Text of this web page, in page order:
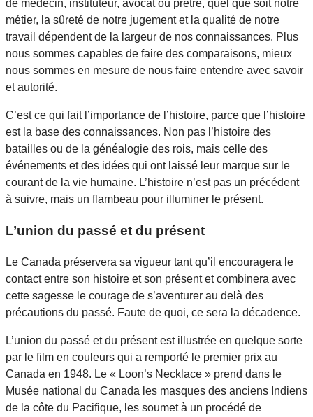
de médecin, instituteur, avocat ou prêtre, quel que soit notre
métier, la sûreté de notre jugement et la qualité de notre
travail dépendent de la largeur de nos connaissances. Plus
nous sommes capables de faire des comparaisons, mieux
nous sommes en mesure de nous faire entendre avec savoir
et autorité.
C’est ce qui fait l’importance de l’histoire, parce que l’histoire
est la base des connaissances. Non pas l’histoire des
batailles ou de la généalogie des rois, mais celle des
événements et des idées qui ont laissé leur marque sur le
courant de la vie humaine. L’histoire n’est pas un précédent
à suivre, mais un flambeau pour illuminer le présent.
L’union du passé et du présent
Le Canada préservera sa vigueur tant qu’il encouragera le
contact entre son histoire et son présent et combinera avec
cette sagesse le courage de s’aventurer au delà des
précautions du passé. Faute de quoi, ce sera la décadence.
L’union du passé et du présent est illustrée en quelque sorte
par le film en couleurs qui a remporté le premier prix au
Canada en 1948. Le « Loon’s Necklace » prend dans le
Musée national du Canada les masques des anciens Indiens
de la côte du Pacifique, les soumet à un procédé de